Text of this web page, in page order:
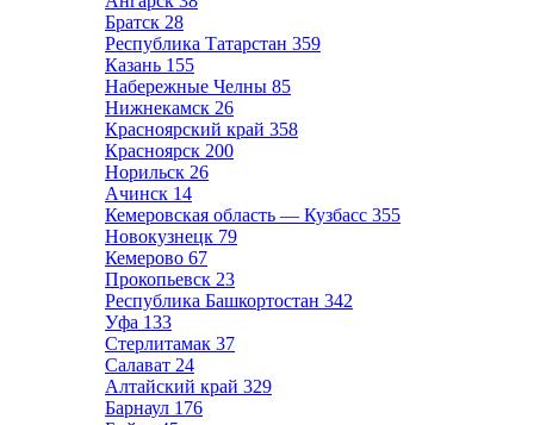
Братск 28
Республика Татарстан 359
Казань 155
Набережные Челны 85
Нижнекамск 26
Красноярский край 358
Красноярск 200
Норильск 26
Ачинск 14
Кемеровская область — Кузбасс 355
Новокузнецк 79
Кемерово 67
Прокопьевск 23
Республика Башкортостан 342
Уфа 133
Стерлитамак 37
Салават 24
Алтайский край 329
Барнаул 176